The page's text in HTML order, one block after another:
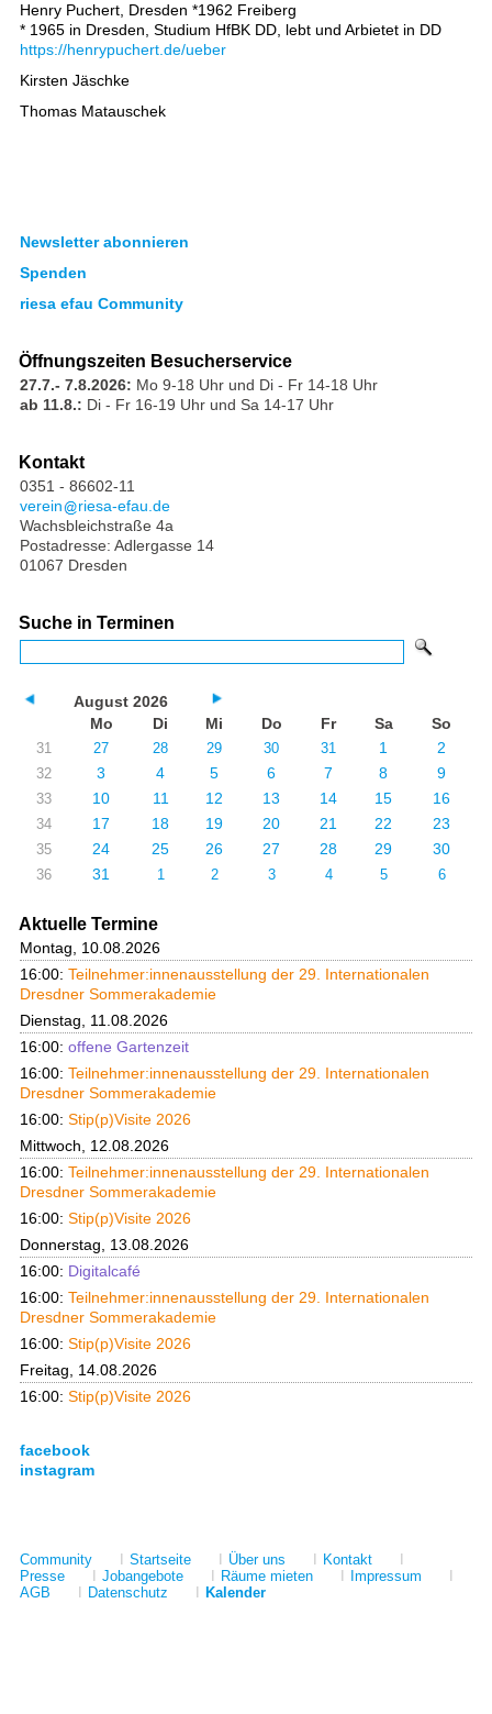
Henry Puchert, Dresden *1962 Freiberg
* 1965 in Dresden, Studium HfBK DD, lebt und Arbietet in DD
https://henrypuchert.de/ueber
Kirsten Jäschke
Thomas Matauschek
Newsletter abonnieren
Spenden
riesa efau Community
Öffnungszeiten Besucherservice
27.7.- 7.8.2026: Mo 9-18 Uhr und Di - Fr 14-18 Uhr
ab 11.8.: Di - Fr 16-19 Uhr und Sa 14-17 Uhr
Kontakt
0351 - 86602-11
verein
riesa-efau.de
Wachsbleichstraße 4a
Postadresse: Adlergasse 14
01067 Dresden
Suche in Terminen
August 2026
Mo
Di Mi Do Fr Sa So
31 27 28 29 30 31 1 2
32 3 4 5 6 7 8 9
33 10 11 12 13 14 15 16
34 17 18 19 20 21 22 23
35 24 25 26 27 28 29 30
36 31 1 2 3 4 5 6
Aktuelle Termine
Montag, 10.08.2026
16:00: Teilnehmer:innenausstellung der 29. Internationalen
Dresdner Sommerakademie
Dienstag, 11.08.2026
16:00: offene Gartenzeit
16:00: Teilnehmer:innenausstellung der 29. Internationalen
Dresdner Sommerakademie
16:00: Stip(p)Visite 2026
Mittwoch, 12.08.2026
16:00: Teilnehmer:innenausstellung der 29. Internationalen
Dresdner Sommerakademie
16:00: Stip(p)Visite 2026
Donnerstag, 13.08.2026
16:00: Digitalcafé
16:00: Teilnehmer:innenausstellung der 29. Internationalen
Dresdner Sommerakademie
16:00: Stip(p)Visite 2026
Freitag, 14.08.2026
16:00: Stip(p)Visite 2026
facebook
instagram
Community Startseite Über uns Kontakt
Presse
Jobangebote Räume mieten Impressum
AGB
Datenschutz Kalender